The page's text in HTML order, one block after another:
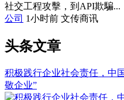
社交工程攻擊，到API欺騙...
公司 1小时前 文传商讯
头条文章
积极践行企业社会责任，中
敬企业”